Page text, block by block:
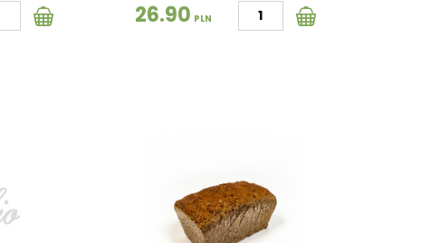
26.90 PLN